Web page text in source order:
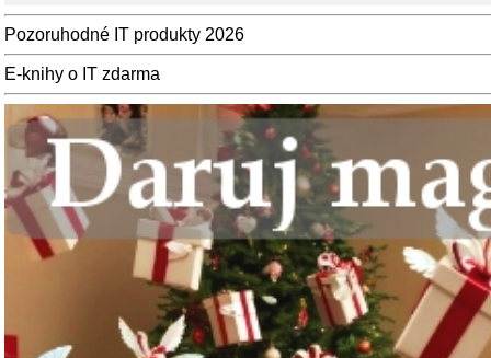
Pozoruhodné IT produkty 2026
E-knihy o IT zdarma